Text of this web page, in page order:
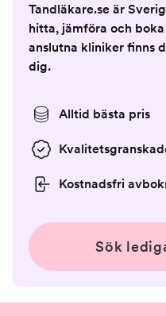
Tandläkare.se är
hitta, jämföra och
anslutna kliniker finns
dig.
Alltid bästa pris
Kostnadsfri
Sök